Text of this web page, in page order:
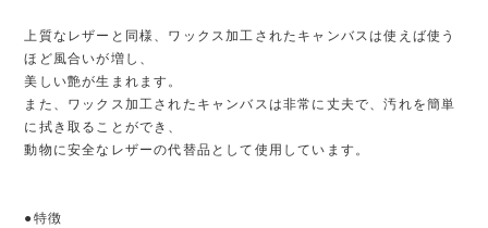
上質なレザーと同様、ワックス加工されたキャンバスは使えば使う
ほど風合いが増し、
美しい艶が生まれます。
また、ワックス加工されたキャンバスは非常に丈夫で、汚れを簡単
に拭き取ることができ、
動物に安全なレザーの代替品として使用しています。
●特徴